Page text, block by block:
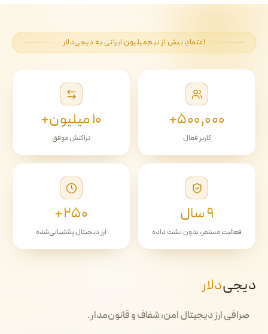
اعتمادِ بیش از نیم‌میلیون ایرانی به دیجی‌دلار
۵۰۰٬۰۰۰+
کاربر فعال
۱۰ میلیون+
تراکنش موفق
۹ سال
فعالیت مستمر، بدون نشت داده
۲۵۰+
ارز دیجیتال پشتیبانی‌شده
دیجی‌دلار
صرافی ارز دیجیتال امن، شفاف و قانون‌مدار.